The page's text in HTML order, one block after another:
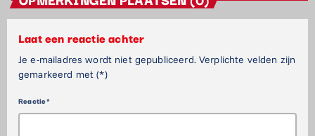
Laat een reactie achter
Je e-mailadres wordt niet gepubliceerd. Verplichte velden zijn
gemarkeerd met (*)
Reactie*